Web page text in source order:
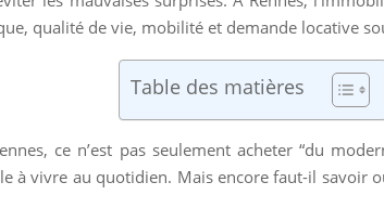
qualité de vie, mobilité et demande locative
Table des matières
ce n’est pas seulement acheter “du
à vivre au quotidien. Mais encore faut-il savoir